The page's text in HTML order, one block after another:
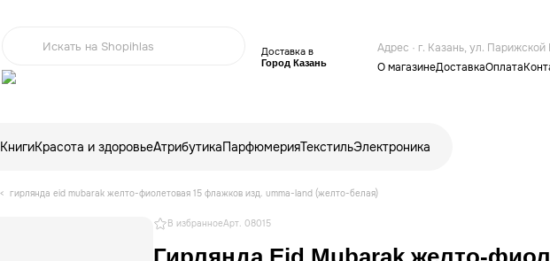
Доставка в
Город Казань
Адрес · г. Казань, ул. Парижской
О магазинеДоставкаОплата
КнигиКрасота и здоровьеАтрибутикаПарфюмерияТекстильЭлектроника
гирлянда eid mubarak желто-фиолетовая 15 флажков изд. umma-land (желто-белая)
В избранноеАрт. 08015